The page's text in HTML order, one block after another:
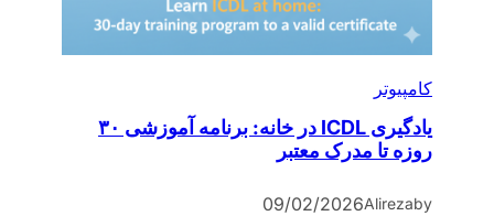
کامپیوتر
یادگیری ICDL در خانه: برنامه آموزشی ۳۰
روزه تا مدرک معتبر
by
Alireza
09/02/2026